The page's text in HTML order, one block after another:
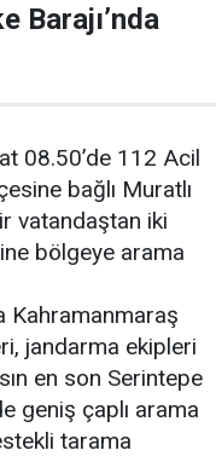
Barajı’nda
08.50’de 112 Acil
bağlı Muratlı
vatandaştan iki
bölgeye arama
Kahramanmaraş
jandarma ekipleri
en son Serintepe
geniş çaplı arama
tarama